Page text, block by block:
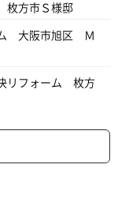
方市Ｓ様邸
大阪市旭区 Ｍ
リフォーム 枚方